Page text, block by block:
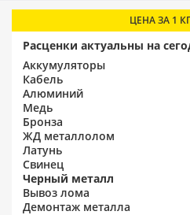
ЦЕНА ЗА 1
Расценки актуальны на
Аккумуляторы
Кабель
Алюминий
Медь
Бронза
ЖД металлолом
Латунь
Свинец
Черный металл
Вывоз лома
Демонтаж металла